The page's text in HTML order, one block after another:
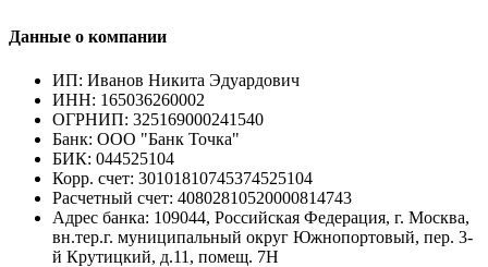
Данные о компании
ИП: Иванов Никита Эдуардович
ИНН: 165036260002
ОГРНИП: 325169000241540
Банк: ООО "Банк Точка"
БИК: 044525104
Корр. счет: 30101810745374525104
Расчетный счет: 40802810520000814743
Адрес банка: 109044, Российская Федерация, г. Москва,
вн.тер.г. муниципальный округ Южнопортовый, пер. 3-
й Крутицкий, д.11, помещ. 7Н